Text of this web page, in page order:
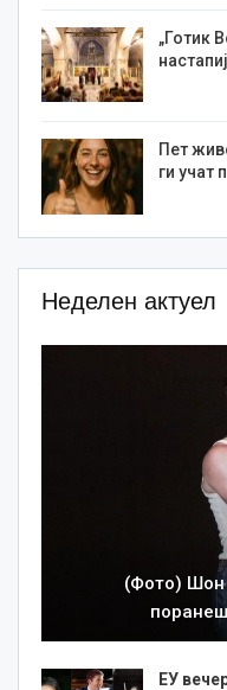
„Готик
Пет
ги учат
Неделен актуел
(Фото) Шон
ЕУ